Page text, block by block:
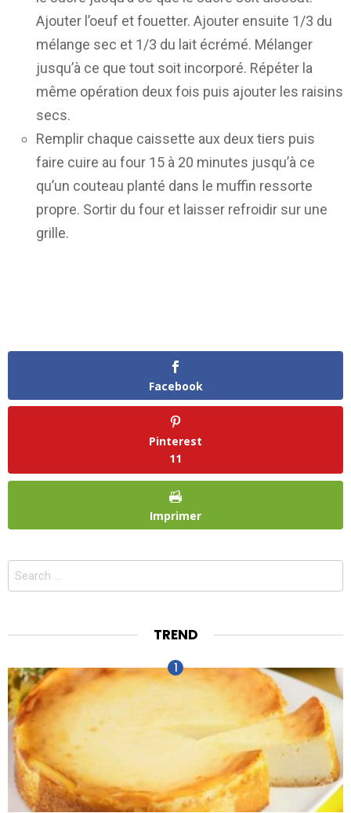
Ajouter l’oeuf et fouetter. Ajouter ensuite 1/3 du
mélange sec et 1/3 du lait écrémé. Mélanger
jusqu’à ce que tout soit incorporé. Répéter la
même opération deux fois puis ajouter les raisins
secs.
Remplir chaque caissette aux deux tiers puis
faire cuire au four 15 à 20 minutes jusqu’à ce
qu’un couteau planté dans le muffin ressorte
propre. Sortir du four et laisser refroidir sur une
grille.
Facebook
Pinterest
11
Imprimer
Search
TREND